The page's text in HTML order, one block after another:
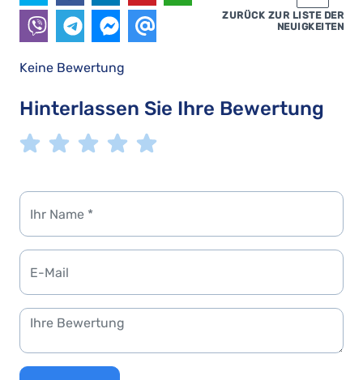
ZURÜCK ZUR LISTE DER
NEUIGKEITEN
Keine Bewertung
Hinterlassen Sie Ihre Bewertung